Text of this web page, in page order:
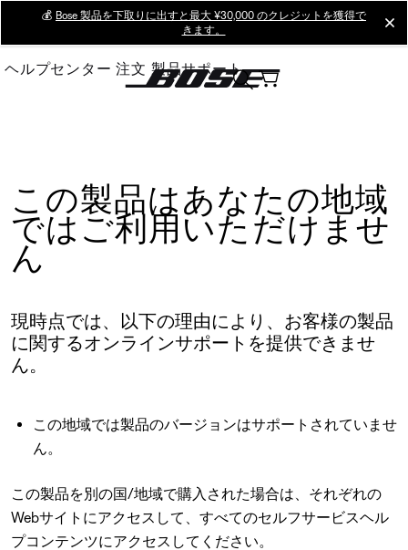
Main
💰 Bose 製品を下取りに出すと最大 ¥30,000 のクレジットを獲得で
きます。
ヘルプセンター 注文 製品サポート
この製品はあなたの地域
ではご利用いただけませ
ん
現時点では、以下の理由により、お客様の製品
に関するオンラインサポートを提供できませ
ん。
この地域では製品のバージョンはサポートされていませ
ん。
この製品を別の国/地域で購入された場合は、それぞれの
Webサイトにアクセスして、すべてのセルフサービスヘル
プコンテンツにアクセスしてください。